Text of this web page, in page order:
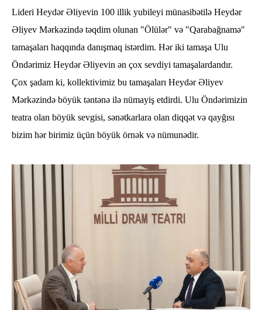
Lideri Heydər Əliyevin 100 illik yubileyi münasibətilə Heydər
Əliyev Mərkəzində təqdim olunan "Ölülər" və "Qarabağnamə"
tamaşaları haqqında danışmaq istərdim. Hər iki tamaşa Ulu
Öndərimiz Heydər Əliyevin ən çox sevdiyi tamaşalardandır.
Çox şadam ki, kollektivimiz bu tamaşaları Heydər Əliyev
Mərkəzində böyük təntənə ilə nümayiş etdirdi. Ulu Öndərimizin
teatra olan böyük sevgisi, sənətkarlara olan diqqət və qayğısı
bizim hər birimiz üçün böyük örnək və nümunədir.